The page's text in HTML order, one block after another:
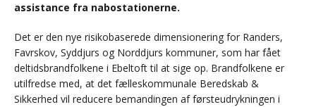
assistance fra nabostationerne.
Det er den nye risikobaserede dimensionering for Randers,
Favrskov, Syddjurs og Norddjurs kommuner, som har fået
deltidsbrandfolkene i Ebeltoft til at sige op. Brandfolkene er
utilfredse med, at det fælleskommunale Beredskab &
Sikkerhed vil reducere bemandingen af førsteudrykningen i